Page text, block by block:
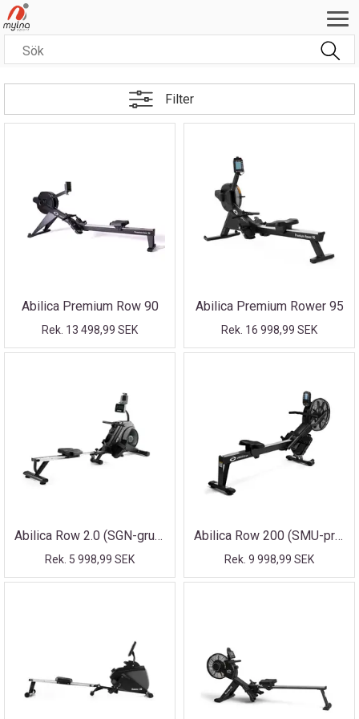
Filter
Abilica Premium Row 90
Rek. 13 498,99 SEK
Abilica Premium Rower 95
Rek. 16 998,99 SEK
Abilica Row 2.0 (SGN-gruppen SMU)
Rek. 5 998,99 SEK
Abilica Row 200 (SMU-produkt HSNG)
Rek. 9 998,99 SEK